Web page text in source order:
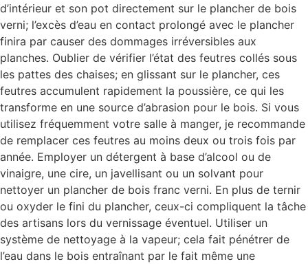
d’intérieur et son pot directement sur le plancher de bois
verni; l’excès d’eau en contact prolongé avec le plancher
finira par causer des dommages irréversibles aux
planches. Oublier de vérifier l’état des feutres collés sous
les pattes des chaises; en glissant sur le plancher, ces
feutres accumulent rapidement la poussière, ce qui les
transforme en une source d’abrasion pour le bois. Si vous
utilisez fréquemment votre salle à manger, je recommande
de remplacer ces feutres au moins deux ou trois fois par
année. Employer un détergent à base d’alcool ou de
vinaigre, une cire, un javellisant ou un solvant pour
nettoyer un plancher de bois franc verni. En plus de ternir
ou oxyder le fini du plancher, ceux-ci compliquent la tâche
des artisans lors du vernissage éventuel. Utiliser un
système de nettoyage à la vapeur; cela fait pénétrer de
l’eau dans le bois entraînant par le fait même une